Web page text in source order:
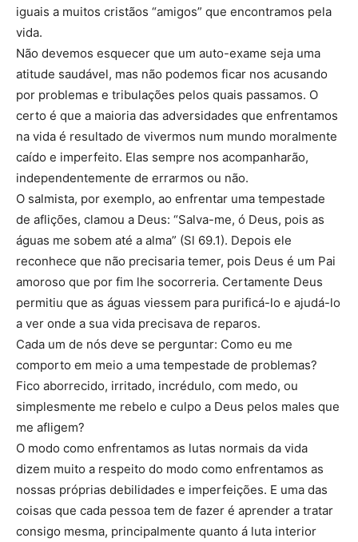
iguais a muitos cristãos “amigos” que encontramos pela
vida.
Não devemos esquecer que um auto-exame seja uma
atitude saudável, mas não podemos ficar nos acusando
por problemas e tribulações pelos quais passamos. O
certo é que a maioria das adversidades que enfrentamos
na vida é resultado de vivermos num mundo moralmente
caído e imperfeito. Elas sempre nos acompanharão,
independentemente de errarmos ou não.
O salmista, por exemplo, ao enfrentar uma tempestade
de aflições, clamou a Deus: “Salva-me, ó Deus, pois as
águas me sobem até a alma” (Sl 69.1). Depois ele
reconhece que não precisaria temer, pois Deus é um Pai
amoroso que por fim lhe socorreria. Certamente Deus
permitiu que as águas viessem para purificá-lo e ajudá-lo
a ver onde a sua vida precisava de reparos.
Cada um de nós deve se perguntar: Como eu me
comporto em meio a uma tempestade de problemas?
Fico aborrecido, irritado, incrédulo, com medo, ou
simplesmente me rebelo e culpo a Deus pelos males que
me afligem?
O modo como enfrentamos as lutas normais da vida
dizem muito a respeito do modo como enfrentamos as
nossas próprias debilidades e imperfeições. E uma das
coisas que cada pessoa tem de fazer é aprender a tratar
consigo mesma, principalmente quanto á luta interior